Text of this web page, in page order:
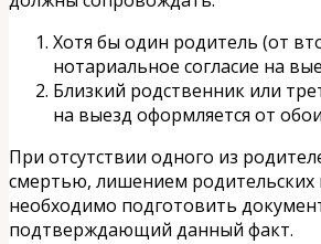
Хотя бы один родитель (от
нотариальное согласие на
Близкий родственник или
на выезд оформляется от
При отсутствии одного из
смертью, лишением родительских
необходимо подготовить
подтверждающий данный факт.